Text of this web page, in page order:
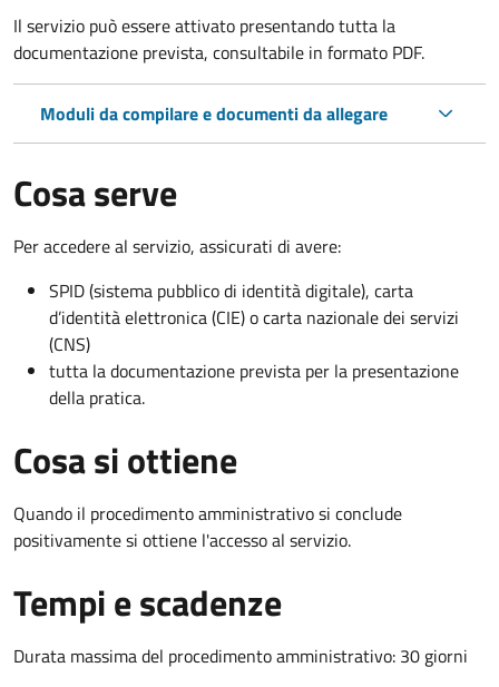
Il servizio può essere attivato presentando tutta la
documentazione prevista, consultabile in formato PDF.
Moduli da compilare e documenti da allegare
Cosa serve
Per accedere al servizio, assicurati di avere:
SPID (sistema pubblico di identità digitale), carta
d’identità elettronica (CIE) o carta nazionale dei servizi
(CNS)
tutta la documentazione prevista per la presentazione
della pratica.
Cosa si ottiene
Quando il procedimento amministrativo si conclude
positivamente si ottiene l'accesso al servizio.
Tempi e scadenze
Durata massima del procedimento amministrativo: 30 giorni